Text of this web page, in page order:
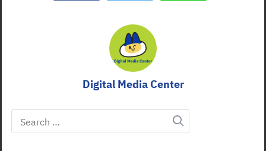
Digital Media Center
Search
for: